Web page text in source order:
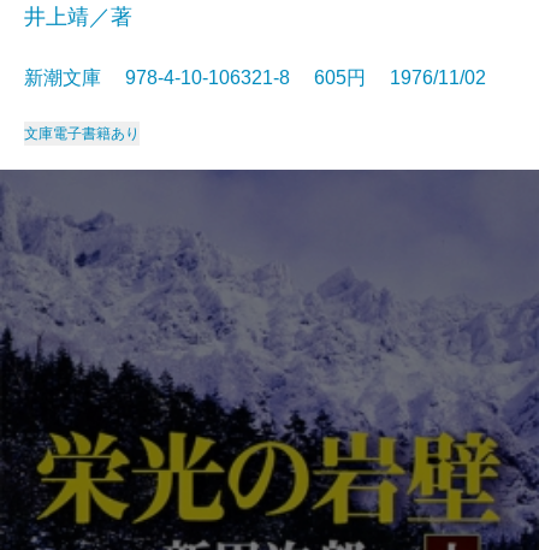
井上靖／著
新潮文庫 978-4-10-106321-8 605円 1976/11/02
文庫電子書籍あり